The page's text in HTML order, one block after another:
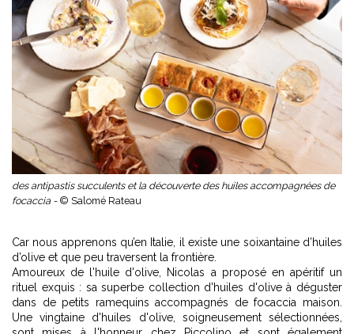
des antipastis succulents et la découverte des huiles accompagnées de
focaccia - © Salomé Rateau
Car nous apprenons qu’en Italie, il existe une soixantaine d’huiles
d’olive et que peu traversent la frontière.
Amoureux de l'huile d'olive, Nicolas a proposé en apéritif un
rituel exquis : sa superbe collection d'huiles d'olive à déguster
dans de petits ramequins accompagnés de focaccia maison.
Une vingtaine d'huiles d'olive, soigneusement sélectionnées,